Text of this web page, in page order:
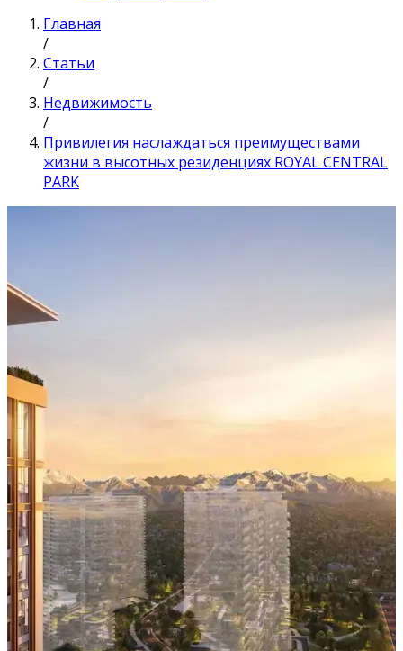
Главная
/
Статьи
/
Недвижимость
/
Привилегия наслаждаться преимуществами
жизни в высотных резиденциях ROYAL CENTRAL
PARK